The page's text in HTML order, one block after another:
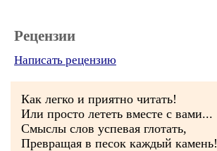
Рецензии
Написать рецензию
Как легко и приятно читать!
Или просто лететь вместе с вами...
Смыслы слов успевая глотать,
Превращая в песок каждый камень!